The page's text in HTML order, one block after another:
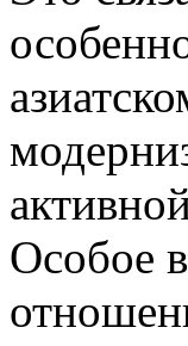
Особое